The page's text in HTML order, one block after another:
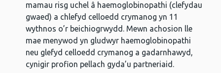
mamau risg uchel â haemoglobinopathi (clefydau
gwaed) a chlefyd celloedd crymanog yn 11
wythnos o’r beichiogrwydd. Mewn achosion lle
mae menywod yn gludwyr haemoglobinopathi
neu glefyd celloedd crymanog a gadarnhawyd,
cynigir profion pellach gyda’u partneriaid.